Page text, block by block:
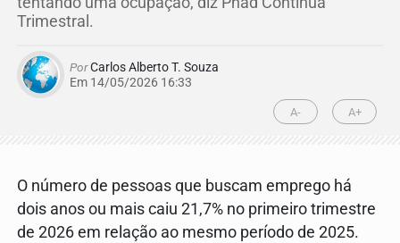
Trimestral.
PorCarlos Alberto T. Souza
Em 14/05/2026 16:33
A- A+
O número de pessoas que buscam emprego há
dois anos ou mais caiu 21,7% no primeiro trimestre
de 2026 em relação ao mesmo período de 2025.